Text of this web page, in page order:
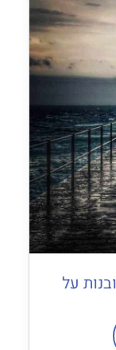
על הקורונה או 2 תובנות על